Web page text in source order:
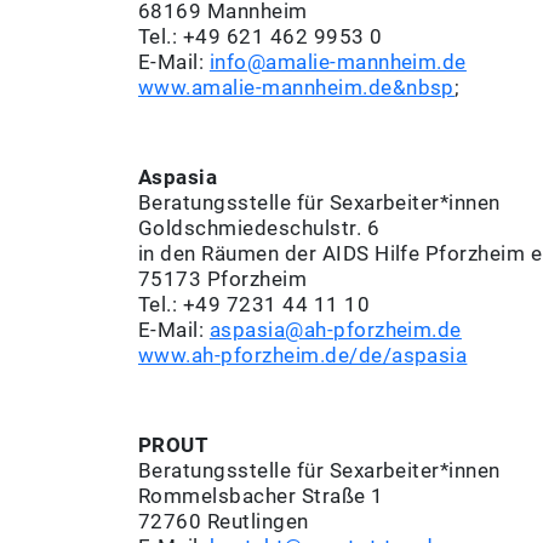
68169 Mannheim
Tel.: +49 621 462 9953 0
E-Mail: info@amalie-mannheim.de
www.amalie-mannheim.de&nbsp;
Aspasia
Beratungsstelle für Sexarbeiter*innen
Goldschmiedeschulstr. 6
in den Räumen der AIDS Hilfe Pforzheim
75173 Pforzheim
Tel.: +49 7231 44 11 10
E-Mail: aspasia@ah-pforzheim.de
www.ah-pforzheim.de/de/aspasia
PROUT
Beratungsstelle für Sexarbeiter*innen
Rommelsbacher Straße 1
72760 Reutlingen